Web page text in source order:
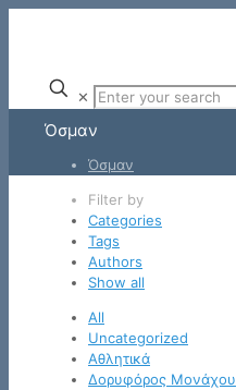
✕
Όσμαν
Όσμαν
Filter by
Categories
Tags
Authors
Show all
All
Uncategorized
Αθλητικά
Δορυφόρος Μονάχου